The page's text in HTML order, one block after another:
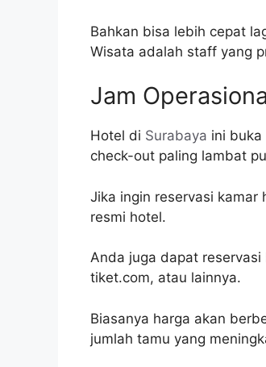
Bahkan bisa lebih cepat
Wisata adalah staff yang
Jam
Hotel di Surabaya ini
check-out paling lambat
Jika ingin reservasi kamar
resmi hotel.
Anda juga dapat reservasi
tiket.com, atau lainnya.
Biasanya harga akan
jumlah tamu yang